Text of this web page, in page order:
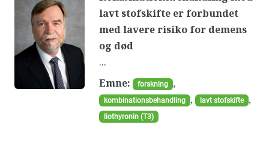
lavt stofskifte er forbundet
med lavere risiko for demens
og død
...
Emne:
forskning ,
kombinationsbehandling , lavt stofskifte ,
liothyronin (T3)